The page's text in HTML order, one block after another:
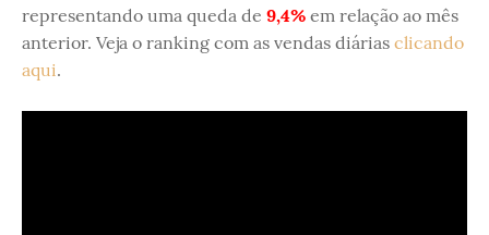
representando uma queda de 9,4% em relação ao mês
anterior. Veja o ranking com as vendas diárias clicando
aqui.